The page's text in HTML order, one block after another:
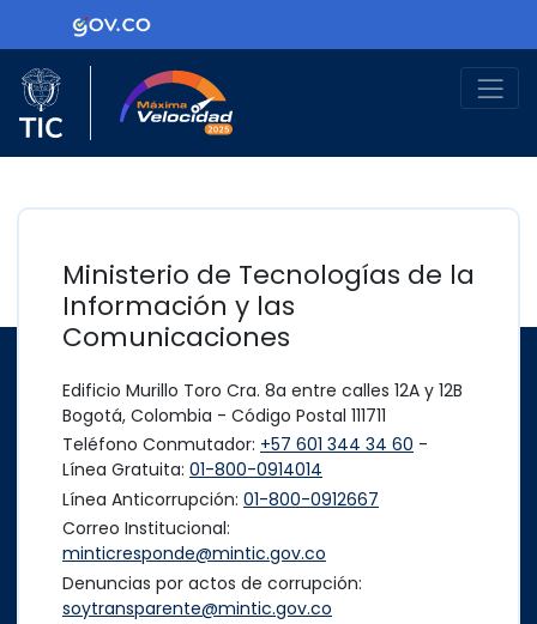
Ir al contenido principalLogo Gobierno de Colombia
Logo del Ministerio TIC
Ministerio de Tecnologías de la
Información y las
Comunicaciones
Edificio Murillo Toro Cra. 8a entre calles 12A y 12B
Bogotá, Colombia - Código Postal 111711
Teléfono Conmutador: +57 601 344 34 60 -
Línea Gratuita: 01-800-0914014
Línea Anticorrupción: 01-800-0912667
Correo Institucional:
minticresponde@mintic.gov.co
Denuncias por actos de corrupción:
soytransparente@mintic.gov.co